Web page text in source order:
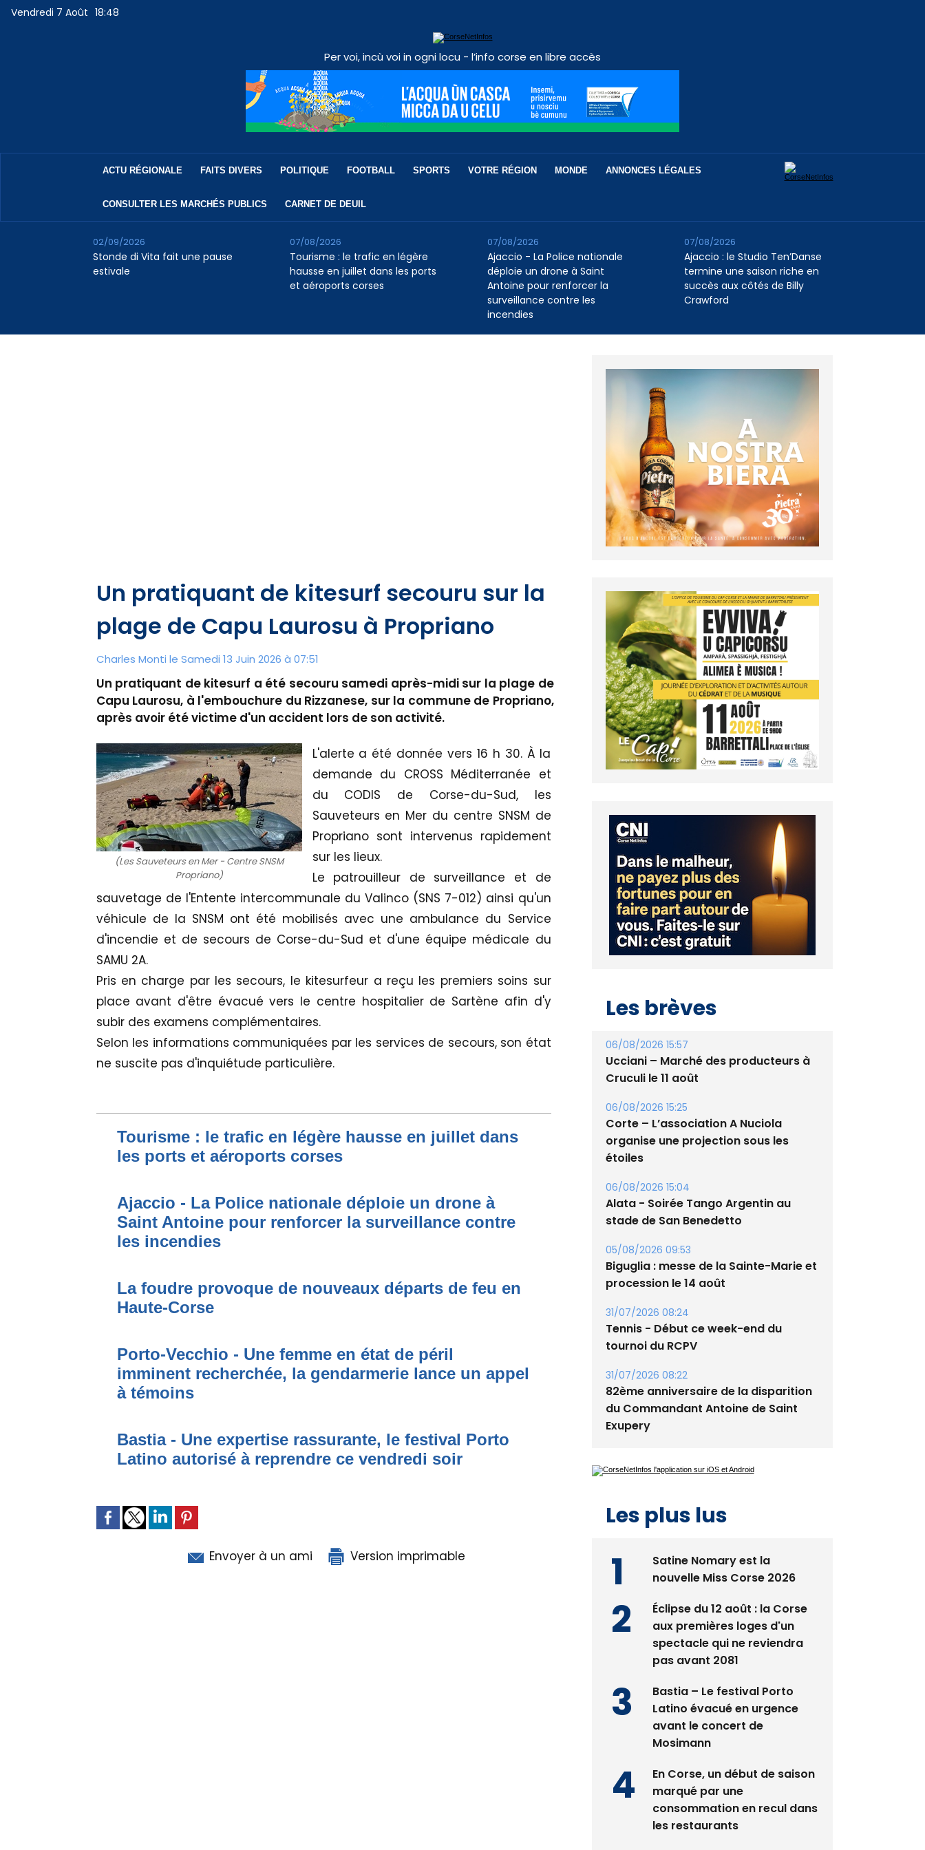
Vendredi 7 Août 18:48
Per voi, incù voi in ogni locu - l’info corse en libre accès
ACTU RÉGIONALE FAITS DIVERS POLITIQUE FOOTBALL SPORTS VOTRE RÉGION MONDE ANNONCES LÉGALES
CONSULTER LES MARCHÉS PUBLICS CARNET DE DEUIL
Stonde di Vita fait une pause
estivale
02/09/2026
Tourisme : le trafic en légère
hausse en juillet dans les ports
et aéroports corses
07/08/2026
Ajaccio - La Police nationale
déploie un drone à Saint
Antoine pour renforcer la
surveillance contre les
incendies
07/08/2026
Ajaccio : le Studio Ten’Danse
termine une saison riche en
succès aux côtés de Billy
Crawford
07/08/2026
Un pratiquant de kitesurf secouru sur la
plage de Capu Laurosu à Propriano
Charles Monti le Samedi 13 Juin 2026 à 07:51
Un pratiquant de kitesurf a été secouru samedi après-midi sur la plage de
Capu Laurosu, à l'embouchure du Rizzanese, sur la commune de Propriano,
après avoir été victime d'un accident lors de son activité.
(Les Sauveteurs en Mer - Centre SNSM
Propriano)
L'alerte a été donnée vers 16 h 30. À la
demande du CROSS Méditerranée et
du CODIS de Corse-du-Sud, les
Sauveteurs en Mer du centre SNSM de
Propriano sont intervenus rapidement
sur les lieux.
Le patrouilleur de surveillance et de
sauvetage de l'Entente intercommunale du Valinco (SNS 7-012) ainsi qu'un
véhicule de la SNSM ont été mobilisés avec une ambulance du Service
d'incendie et de secours de Corse-du-Sud et d'une équipe médicale du
SAMU 2A.
Pris en charge par les secours, le kitesurfeur a reçu les premiers soins sur
place avant d'être évacué vers le centre hospitalier de Sartène afin d'y
subir des examens complémentaires.
Selon les informations communiquées par les services de secours, son état
ne suscite pas d'inquiétude particulière.
Tourisme : le trafic en légère hausse en juillet dans
les ports et aéroports corses
Ajaccio - La Police nationale déploie un drone à
Saint Antoine pour renforcer la surveillance contre
les incendies
La foudre provoque de nouveaux départs de feu en
Haute-Corse
Porto-Vecchio - Une femme en état de péril
imminent recherchée, la gendarmerie lance un appel
à témoins
Bastia - Une expertise rassurante, le festival Porto
Latino autorisé à reprendre ce vendredi soir
Envoyer à un ami Version imprimable
Les brèves
06/08/2026 15:57
Cruculi le 11 août
06/08/2026 15:25
Corte – L’association A Nuciola
étoiles
06/08/2026 15:04
stade de San Benedetto
05/08/2026 09:53
procession le 14 août
31/07/2026 08:24
tournoi du RCPV
31/07/2026 08:22
82ème anniversaire de la disparition
nouvelle Miss Corse 2026
Éclipse du 12 août : la Corse
aux premières loges d'un
pas avant 2081
Bastia – Le festival Porto
Latino évacué en urgence
Mosimann
En Corse, un début de saison
marqué par une